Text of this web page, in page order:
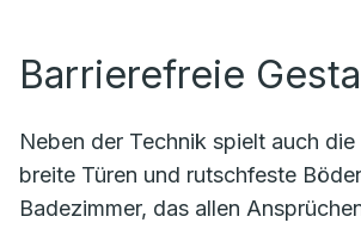
Barrierefreie
Neben der Technik spielt auch
breite Türen und rutschfeste
Badezimmer, das allen